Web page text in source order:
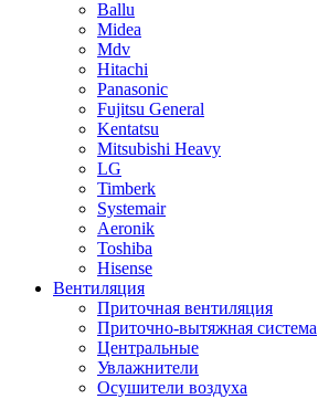
Ballu
Midea
Mdv
Hitachi
Panasonic
Fujitsu General
Kentatsu
Mitsubishi Heavy
LG
Timberk
Systemair
Aeronik
Toshiba
Hisense
Вентиляция
Приточная вентиляция
Приточно-вытяжная система
Центральные
Увлажнители
Осушители воздуха